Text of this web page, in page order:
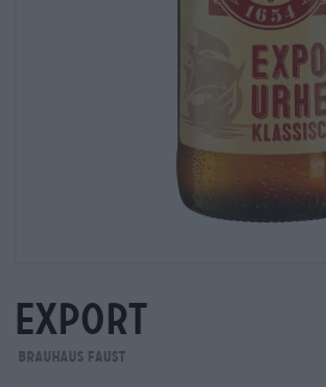
export
Brauhaus Faust